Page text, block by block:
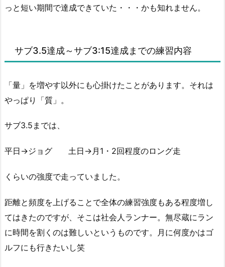
っと短い期間で達成できていた・・・かも知れません。
サブ3.5達成～サブ3:15達成までの練習内容
「量」を増やす以外にも心掛けたことがあります。それは
やっぱり「質」。
サブ3.5までは、
平日→ジョグ 土日→月1・2回程度のロング走
くらいの強度で走っていました。
距離と頻度を上げることで全体の練習強度もある程度増し
てはきたのですが、そこは社会人ランナー。無尽蔵にラン
に時間を割くのは難しいというものです。月に何度かはゴ
ルフにも行きたいし笑